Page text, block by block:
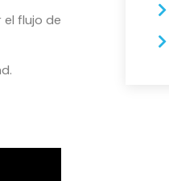
flujo de